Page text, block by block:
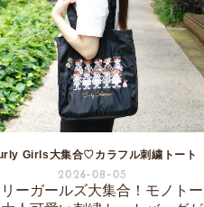
Girls大集合♡カラフル刺繍トート
2026-08-05
ーガールズ大集合！モノトー